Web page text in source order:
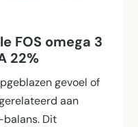
FOS omega 3
22%
gevoel of
aan
Dit